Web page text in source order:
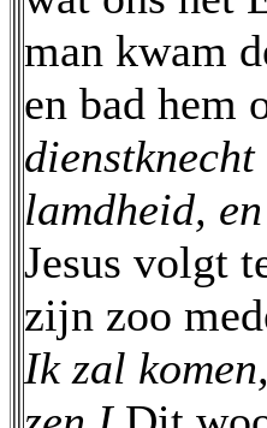
man kwam
en bad hem
lamdheid,
Jesus volgt
zijn zoo
Ik zal komen,